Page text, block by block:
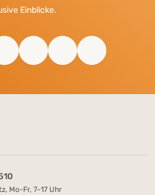
Einblicke.
Mo-Fr, 7-17 Uhr